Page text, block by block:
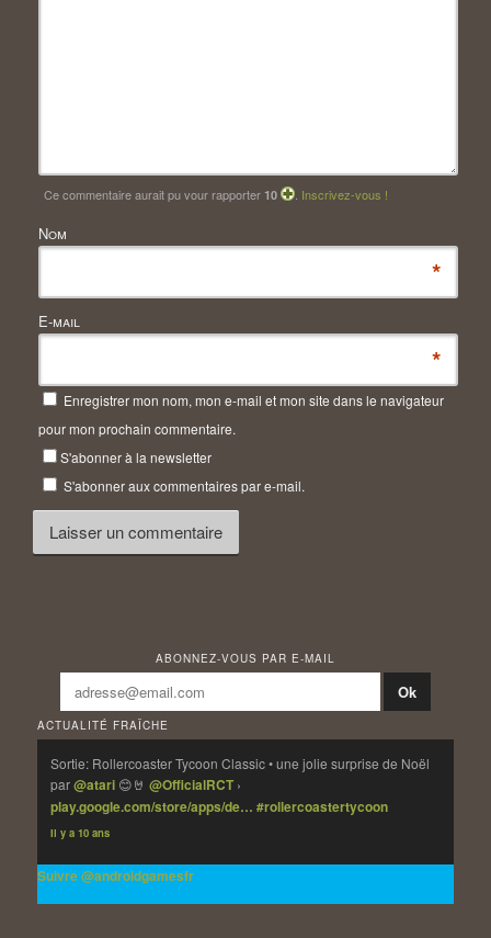
Ce commentaire aurait pu vour rapporter10 . Inscrivez-vous !
Nom
*
E-mail
*
Enregistrer mon nom, mon e-mail et mon site dans le navigateur
pour mon prochain commentaire.
S'abonner à la newsletter
S'abonner aux commentaires par e-mail.
ABONNEZ-VOUS PAR E-MAIL
ACTUALITÉ FRAÎCHE
Sortie: Rollercoaster Tycoon Classic • une jolie surprise de Noël
par@atari 😊🤘@OfficialRCT ›
play.google.com/store/apps/de… #rollercoastertycoon
Il y a 10 ans
Suivre @androidgamesfr